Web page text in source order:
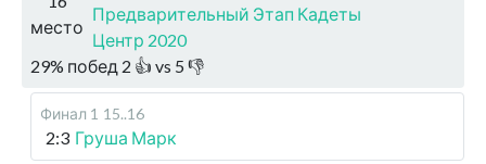
место
Предварительный Этап Кадеты
Центр 2020
29% побед 2 👍 vs 5 👎
Финал 1 15..16
2:3 Груша Марк